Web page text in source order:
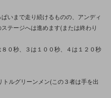
いまで走り続けるものの、アンディ
テージへは進めます(または終わり
０秒、３は１００秒、４は１２０秒
ルグリーンメン(この３者は手を出